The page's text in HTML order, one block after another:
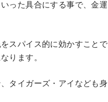
った具合にする事で、金運
スパイス的に効かすことで
ります。
タイガーズ・アイなども身